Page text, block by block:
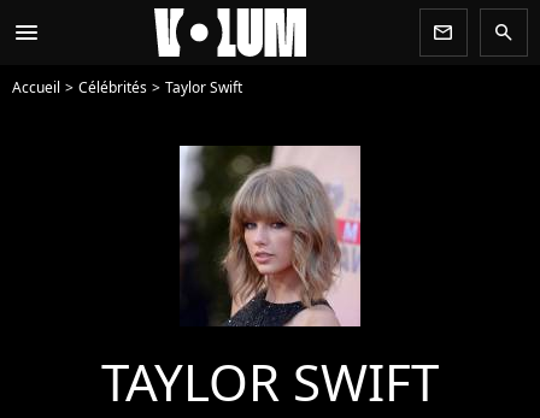
menu newsletter search
Accueil Célébrités Taylor Swift
TAYLOR SWIFT